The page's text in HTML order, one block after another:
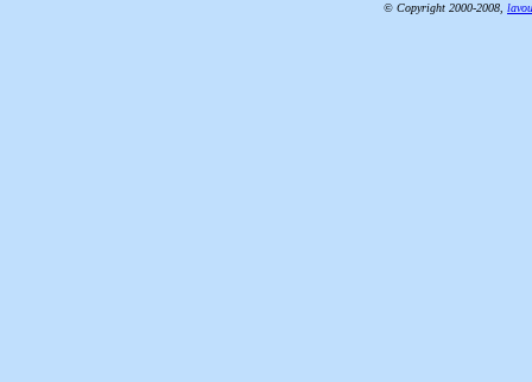
© Copyright 2000-2008,